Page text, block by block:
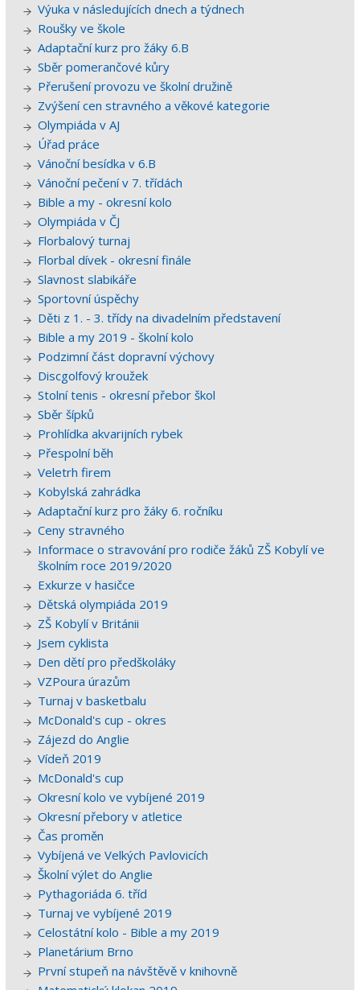
Výuka v následujících dnech a týdnech
Roušky ve škole
Adaptační kurz pro žáky 6.B
Sběr pomerančové kůry
Přerušení provozu ve školní družině
Zvýšení cen stravného a věkové kategorie
Olympiáda v AJ
Úřad práce
Vánoční besídka v 6.B
Vánoční pečení v 7. třídách
Bible a my - okresní kolo
Olympiáda v ČJ
Florbalový turnaj
Florbal dívek - okresní finále
Slavnost slabikáře
Sportovní úspěchy
Děti z 1. - 3. třídy na divadelním představení
Bible a my 2019 - školní kolo
Podzimní část dopravní výchovy
Discgolfový kroužek
Stolní tenis - okresní přebor škol
Sběr šípků
Prohlídka akvarijních rybek
Přespolní běh
Veletrh firem
Kobylská zahrádka
Adaptační kurz pro žáky 6. ročníku
Ceny stravného
Informace o stravování pro rodiče žáků ZŠ Kobylí ve
školním roce 2019/2020
Exkurze v hasičce
Dětská olympiáda 2019
ZŠ Kobylí v Británii
Jsem cyklista
Den dětí pro předškoláky
VZPoura úrazům
Turnaj v basketbalu
McDonald's cup - okres
Zájezd do Anglie
Vídeň 2019
McDonald's cup
Okresní kolo ve vybíjené 2019
Okresní přebory v atletice
Čas proměn
Vybíjená ve Velkých Pavlovicích
Školní výlet do Anglie
Pythagoriáda 6. tříd
Turnaj ve vybíjené 2019
Celostátní kolo - Bible a my 2019
Planetárium Brno
První stupeň na návštěvě v knihovně